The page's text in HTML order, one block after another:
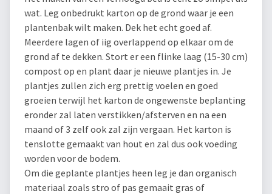
wat. Leg onbedrukt karton op de grond waar je een
plantenbak wilt maken. Dek het echt goed af.
Meerdere lagen of iig overlappend op elkaar om de
grond af te dekken. Stort er een flinke laag (15-30 cm)
compost op en plant daar je nieuwe plantjes in. Je
plantjes zullen zich erg prettig voelen en goed
groeien terwijl het karton de ongewenste beplanting
eronder zal laten verstikken/afsterven en na een
maand of 3 zelf ook zal zijn vergaan. Het karton is
tenslotte gemaakt van hout en zal dus ook voeding
worden voor de bodem.
Om die geplante plantjes heen leg je dan organisch
materiaal zoals stro of pas gemaait gras of